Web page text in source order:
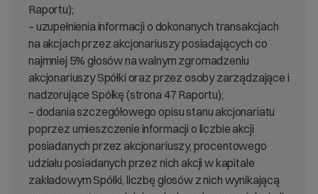
Raportu);
– uzupełnienia informacji o dokonanych transakcjach
na akcjach przez akcjonariuszy posiadających co
najmniej 5% głosów na walnym zgromadzeniu
akcjonariuszy Spółki oraz przez osoby zarządzające i
nadzorujące Spółkę (strona 47 Raportu);
– dodania szczegółowego opisu stanu akcjonariatu
poprzez umieszczenie informacji o liczbie akcji
posiadanych przez akcjonariuszy, procentowego
udziału posiadanych przez nich akcji w kapitale
zakładowym Spółki, liczbę głosów z nich wynikającą